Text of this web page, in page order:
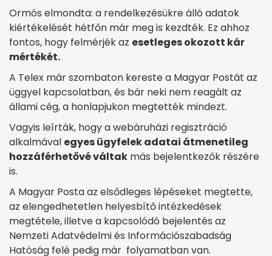
Ormós elmondta: a rendelkezésükre álló adatok
kiértékelését hétfőn már meg is kezdték. Ez ahhoz
fontos, hogy felmérjék az esetleges okozott kár
mértékét.
A Telex már szombaton kereste a Magyar Postát az
üggyel kapcsolatban, és bár neki nem reagált az
állami cég, a honlapjukon megtették mindezt.
Vagyis leírták, hogy a webáruházi regisztráció
alkalmával egyes ügyfelek adatai átmenetileg
hozzáférhetővé váltak más bejelentkezők részére
is.
A Magyar Posta az elsődleges lépéseket megtette,
az elengedhetetlen helyesbítő intézkedések
megtétele, illetve a kapcsolódó bejelentés az
Nemzeti Adatvédelmi és Információszabadság
Hatóság felé pedig már folyamatban van.